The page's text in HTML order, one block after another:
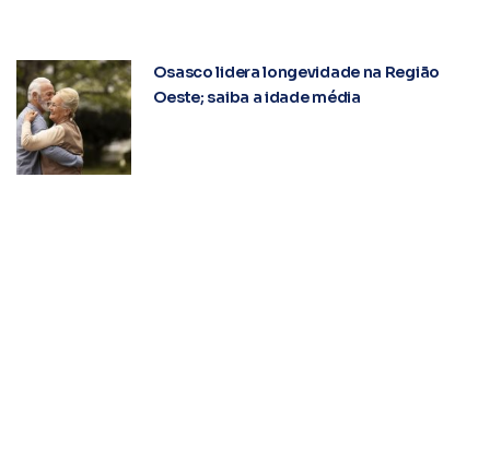
Osasco lidera longevidade na Região
Oeste; saiba a idade média